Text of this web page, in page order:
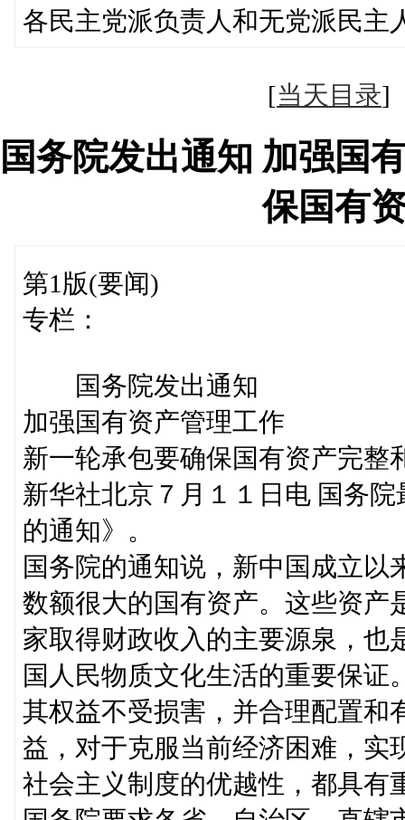
各民主党派负责人和无党派民主
[当天目录
国务院发出通知 加强国
保国有
第1版(要闻)
专栏：
国务院发出通知
加强国有资产管理工作
新一轮承包要确保国有资产完整
新华社北京７月１１日电 国务
的通知》。
国务院的通知说，新中国成立
数额很大的国有资产。这些资产
家取得财政收入的主要源泉，也
国人民物质文化生活的重要保
其权益不受损害，并合理配置和
益，对于克服当前经济困难，实
社会主义制度的优越性，都具有